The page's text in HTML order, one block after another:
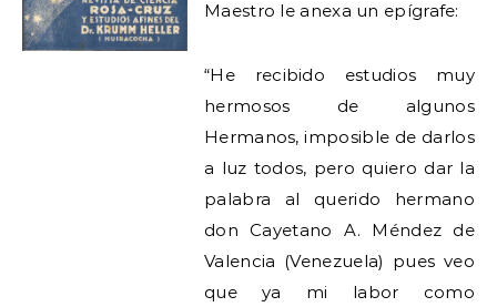
Maestro le anexa un epígrafe:
“He recibido estudios muy
hermosos de algunos
Hermanos, imposible de darlos
a luz todos, pero quiero dar la
palabra al querido hermano
don Cayetano A. Méndez de
Valencia (Venezuela) pues veo
que ya mi labor como